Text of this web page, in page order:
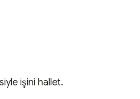
işini hallet.